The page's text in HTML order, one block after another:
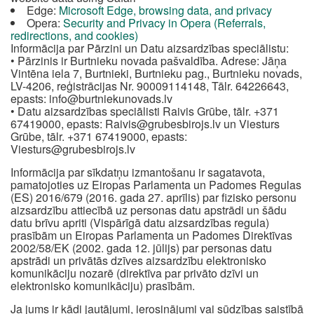
Edge: Microsoft Edge, browsing data, and privacy
Opera: Security and Privacy in Opera (Referrals,
redirections, and cookies)
Informācija par Pārzini un Datu aizsardzības speciālistu:
• Pārzinis ir Burtnieku novada pašvaldība. Adrese: Jāņa
Vintēna iela 7, Burtnieki, Burtnieku pag., Burtnieku novads,
LV-4206, reģistrācijas Nr. 90009114148, Tālr. 64226643,
epasts: info@burtniekunovads.lv
• Datu aizsardzības speciālisti Raivis Grūbe, tālr. +371
67419000, epasts: Raivis@grubesbirojs.lv un Viesturs
Grūbe, tālr. +371 67419000, epasts:
Viesturs@grubesbirojs.lv
Informācija par sīkdatņu izmantošanu ir sagatavota,
pamatojoties uz Eiropas Parlamenta un Padomes Regulas
(ES) 2016/679 (2016. gada 27. aprīlis) par fizisko personu
aizsardzību attiecībā uz personas datu apstrādi un šādu
datu brīvu apriti (Vispārīgā datu aizsardzības regula)
prasībām un Eiropas Parlamenta un Padomes Direktīvas
2002/58/EK (2002. gada 12. jūlijs) par personas datu
apstrādi un privātās dzīves aizsardzību elektronisko
komunikāciju nozarē (direktīva par privāto dzīvi un
elektronisko komunikāciju) prasībām.
Ja jums ir kādi jautājumi, ierosinājumi vai sūdzības saistībā